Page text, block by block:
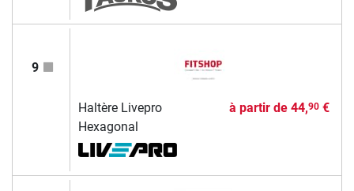
9
Haltère Livepro
Hexagonal
à partir de 44,90€